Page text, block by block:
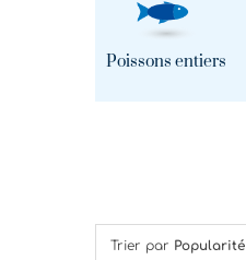
Poissons entiers
Trier par Popularité